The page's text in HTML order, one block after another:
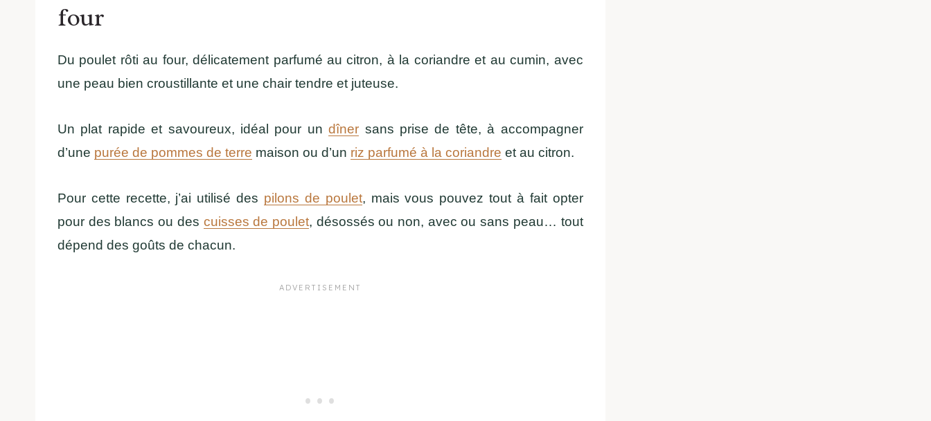
four
Du poulet rôti au four, délicatement parfumé au citron, à la coriandre et au cumin, avec
une peau bien croustillante et une chair tendre et juteuse.
Un plat rapide et savoureux, idéal pour undîner sans prise de tête, à accompagner
d’une purée de pommes de terre maison ou d’un riz parfumé à la coriandre et au citron.
Pour cette recette, j’ai utilisé des pilons de poulet, mais vous pouvez tout à fait opter
pour des blancs ou des cuisses de poulet, désossés ou non, avec ou sans peau… tout
dépend des goûts de chacun.